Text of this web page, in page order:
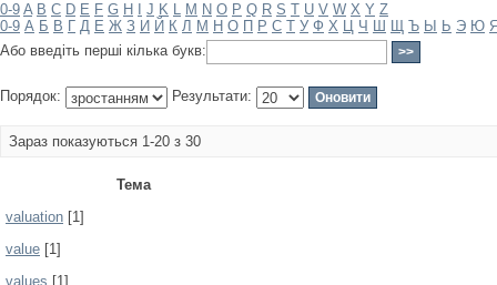
0-9 A B C D E F G H J K L M N O P Q R S T U V W X Y Z
0-9 А Б В Г Д Е Ж З И Й К Л М Н О П Р С Т У Ф Х Ц Ч Ш Щ Ъ Ы Ь Э Ю
Або введіть перші кілька букв:
Порядок: Результати:
Зараз показуються 1-20 з 30
Тема
valuation [1]
value [1]
values [1]